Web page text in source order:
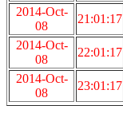
2014-Oct-
08
21:01:17
2014-Oct-
08
22:01:17
2014-Oct-
08
23:01:17